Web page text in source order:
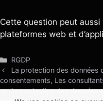
Cette question peut
plateformes web et
Catégories
RGDP
La protection des données
consentements, Les
La protection des données